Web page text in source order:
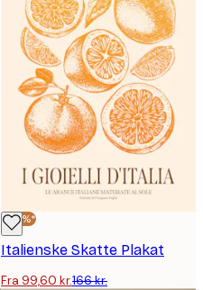
-40%*
Italienske Skatte Plakat
Fra 99,60 kr.166 kr.